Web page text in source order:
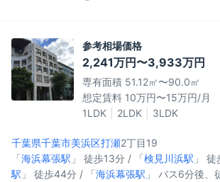
参考相場価格
2,241万円〜3,933万円
専有面積 51.12㎡〜90.0㎡
想定賃料 10万円〜15万円/月
1LDK
2LDK 3LDK
千葉県千葉市美浜区打瀬2丁目19
「海浜幕張駅 」 徒歩13分 / 「検見川浜駅 」
駅 」 徒歩44分 / 「海浜幕張駅 」 バス6分後、